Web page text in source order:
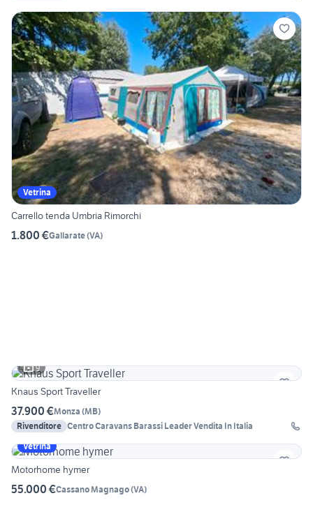
Vetrina
Carrello tenda Umbria Rimorchi
1.800 €Gallarate(VA)
9
Knaus Sport Traveller
37.900 €Monza (MB)
Rivenditore Centro Caravans Barassi Leader Vendita In Italia
Vetrina
Motorhome hymer
55.000 €Cassano Magnago(VA)